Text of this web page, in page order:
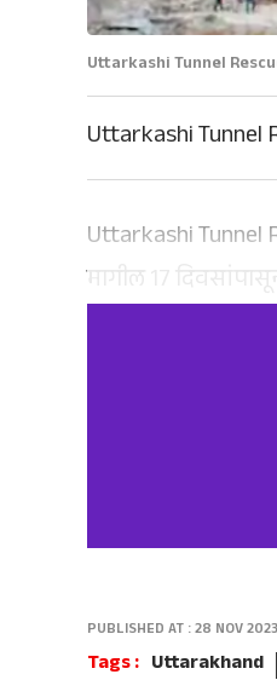
Uttarkashi Tunnel
Uttarkashi Tunnel
Uttarkashi Tunnel
PUBLISHED AT : 28 NOV
Tags : Uttarakhand